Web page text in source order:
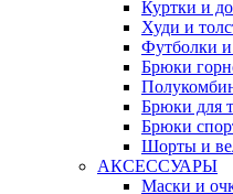
Куртки и
Худи и
Футболки
Брюки
Брюки для
Брюки
Шорты и
АКСЕССУАРЫ
Маски и